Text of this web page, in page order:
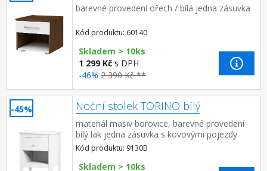
barevné provedení ořech / bílá jedna zásuvka
Kód produktu: 60140
Skladem > 10ks
1 299 Kč s DPH
-46% 2 390 Kč **
-45% Noční stolek TORINO bílý
materiál masiv borovice, barevné provedení
bílý lak jedna zásuvka s kovovými pojezdy
Kód produktu: 9130B
Skladem > 10ks